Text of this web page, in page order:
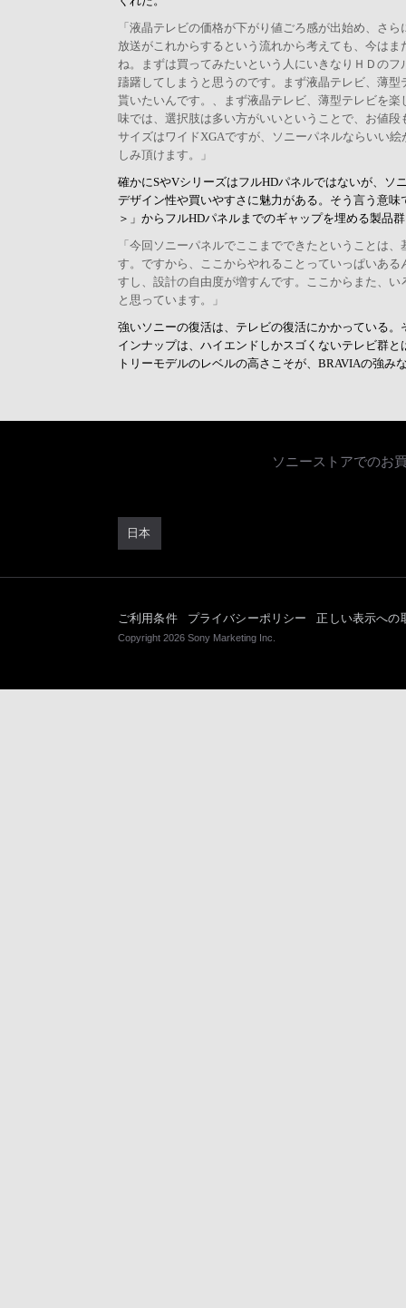
「液晶テレビの価格が下がり値ごろ感が出始め、さら
放送がこれからするという流れから考えても、今は
ね。まずは買ってみたいという人にいきなりＨＤの
躊躇してしまうと思うのです。まず液晶テレビ、薄
貰いたいんです。、まず液晶テレビ、薄型テレビを
味では、選択肢は多い方がいいということで、お値
サイズはワイドXGAですが、ソニーパネルならいい
しみ頂けます。」
確かにSやVシリーズはフルHDパネルではないが、ソ
デザイン性や買いやすさに魅力がある。そう言う意
＞」からフルHDパネルまでのギャップを埋める製品
「今回ソニーパネルでここまでできたということは
す。ですから、ここからやれることっていっぱいあ
すし、設計の自由度が増すんです。ここからまた、
と思っています。」
強いソニーの復活は、テレビの復活にかかっている
インナップは、ハイエンドしかスゴくないテレビ群
トリーモデルのレベルの高さこそが、BRAVIAの強み
ソニーストアでのお
日本
ご利用条件 プライバシーポリシー 正しい表示への
Copyright 2026 Sony Marketing Inc.